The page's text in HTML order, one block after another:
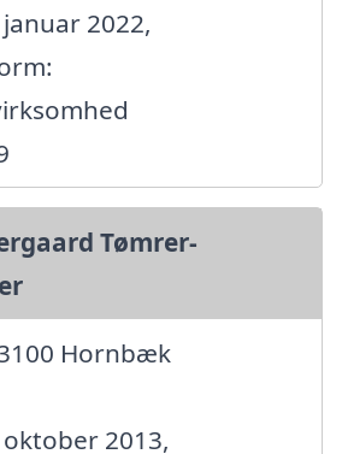
2022,
Tømrer-
Hornbæk
2013,